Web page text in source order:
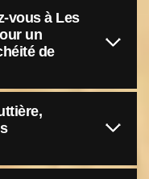
vous à Les
un
de